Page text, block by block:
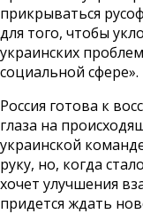
прикрываться
для того, чтобы
украинских
социальной сфере».
Россия готова к
глаза на
украинской
руку, но, когда
хочет улучшения
придется ждать